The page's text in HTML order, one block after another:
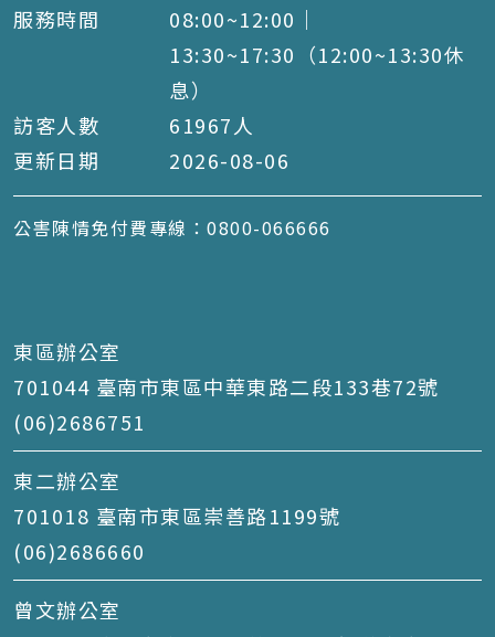
服務時間
08:00~12:00｜
13:30~17:30（12:00~13:30休
息）
訪客人數
61967 人
更新日期
2026-08-06
公害陳情免付費專線：0800-066666
東區辦公室
701044 臺南市東區中華東路二段133巷72號
(06)2686751
東二辦公室
701018 臺南市東區崇善路1199號
(06)2686660
曾文辦公室